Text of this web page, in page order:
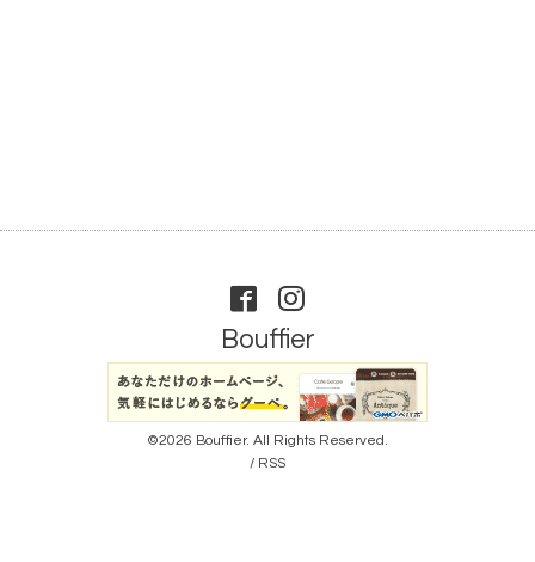
Bouffier
©2026 Bouffier. All Rights Reserved.
/ RSS